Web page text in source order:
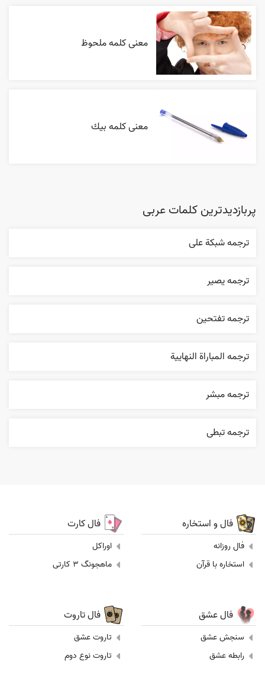
معنی کلمه ملحوظ
معنی کلمه بيك
پربازدیدترین کلمات عربی
ترجمه شبکة علی
ترجمه یصیر
ترجمه تفتحين
ترجمه المباراة النهایية
ترجمه مبشر
ترجمه تبطی
فال و استخاره
فال روزانه
استخاره با قرآن
فال کارت
اوراکل
ماهجونگ 3 کارتی
فال عشق
سنجش عشق
رابطه عشق
فال تاروت
تاروت عشق
تاروت نوع دوم